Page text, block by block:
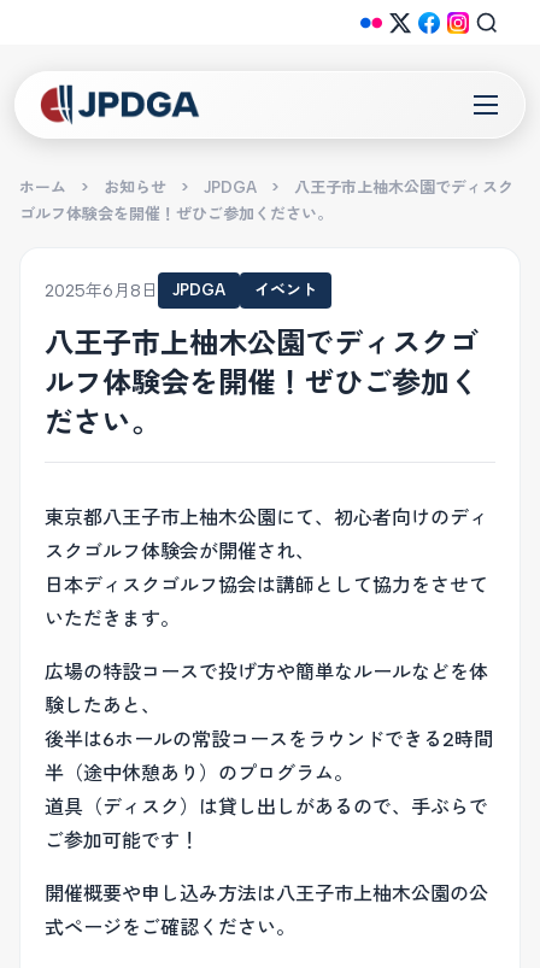
ホーム > お知らせ > JPDGA >
八王子市上柚木公園でディスク
ゴルフ体験会を開催！ぜひご参加ください。
2025年6月8日 JPDGA イベント
八王子市上柚木公園でディスクゴ
ルフ体験会を開催！ぜひご参加く
ださい。
東京都八王子市上柚木公園にて、初心者向けのディ
スクゴルフ体験会が開催され、
日本ディスクゴルフ協会は講師として協力をさせて
いただきます。
広場の特設コースで投げ方や簡単なルールなどを体
験したあと、
後半は6ホールの常設コースをラウンドできる2時間
半（途中休憩あり）のプログラム。
道具（ディスク）は貸し出しがあるので、手ぶらで
ご参加可能です！
開催概要や申し込み方法は八王子市上柚木公園の公
式ページをご確認ください。